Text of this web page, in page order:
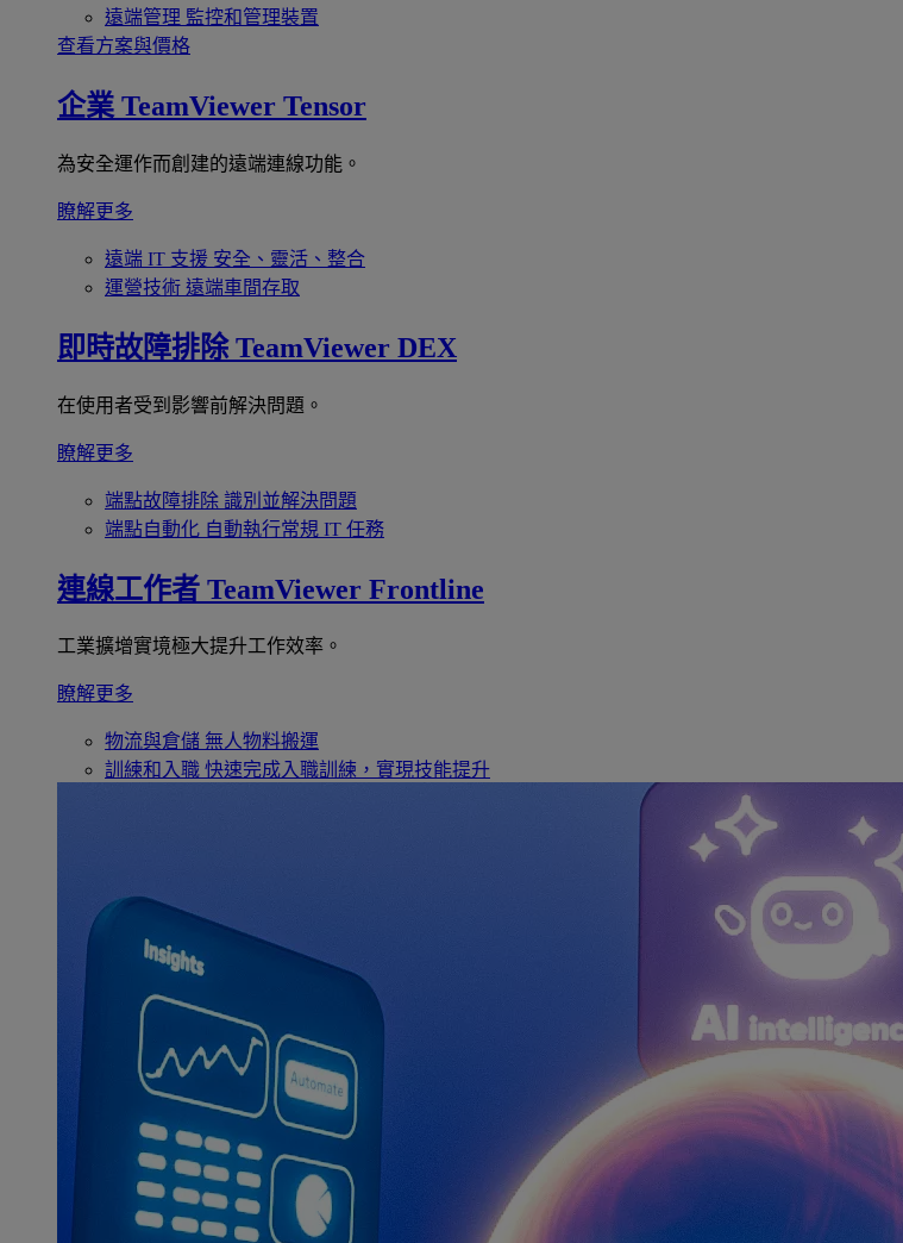
遠端管理 監控和管理裝置
查看方案與價格
企業 TeamViewer Tensor
為安全運作而創建的遠端連線功能。
瞭解更多
遠端 IT 支援 安全、靈活、整合
運營技術 遠端車間存取
即時故障排除 TeamViewer DEX
在使用者受到影響前解決問題。
瞭解更多
端點故障排除 識別並解決問題
端點自動化 自動執行常規 IT 任務
連線工作者 TeamViewer Frontline
工業擴增實境極大提升工作效率。
瞭解更多
物流與倉儲 無人物料搬運
訓練和入職 快速完成入職訓練，實現技能提升